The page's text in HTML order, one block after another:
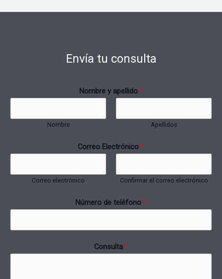
Envía tu consulta
Nombre y apellido *
Nombre Apellidos
Correo Electrónico *
Correo electrónico Confirmar el correo electrónico
Número de teléfono *
Consulta *